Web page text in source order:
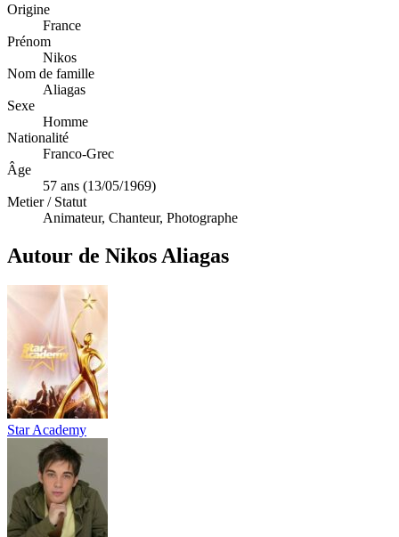
Origine
France
Prénom
Nikos
Nom de famille
Aliagas
Sexe
Homme
Nationalité
Franco-Grec
Âge
57 ans (13/05/1969)
Metier / Statut
Animateur, Chanteur, Photographe
Autour de Nikos Aliagas
Star Academy